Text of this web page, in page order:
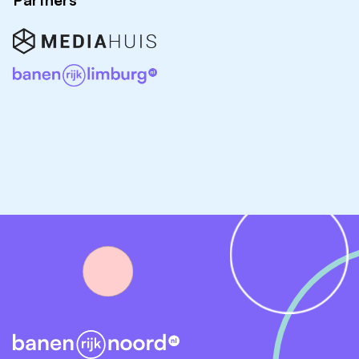
Uitvoeren van analyses en schrijven van
manuscripten;
Presentatie van resultaten op nationale en
Hartkatheterisatie worden uitgevoerd. Tijdens jouw
promotie traject zul je naast onderzoek ook
vaardigheden opdoen (zoals MRI en hartkatheterisatie
beoordelingen) die van pas kunnen komen tijdens de
rest van jouw klinische carrière.
Werkomgeving